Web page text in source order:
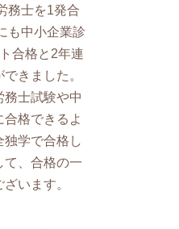
務士を1発合
も中小企業診
合格と2年連
きました。
務士試験や中
格できるよ
独学で合格し
て、合格の一
います。